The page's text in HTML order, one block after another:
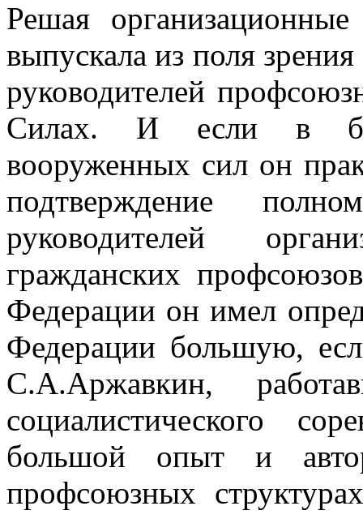
Решая
выпускала из поля
руководителей
Силах. И если в
вооруженных сил он
подтверждение
руководителей
гражданских
Федерации он имел
Федерации большую,
С.А.Аржавкин,
социалистического
большой опыт и
профсоюзных